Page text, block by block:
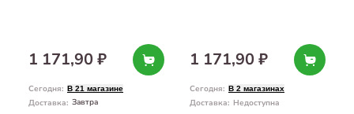
1 171,90 ₽
Сегодня: В 21 магазине
Доставка: Завтра
1 171,90 ₽
Сегодня: В 2 магазинах
Доставка: Недоступна